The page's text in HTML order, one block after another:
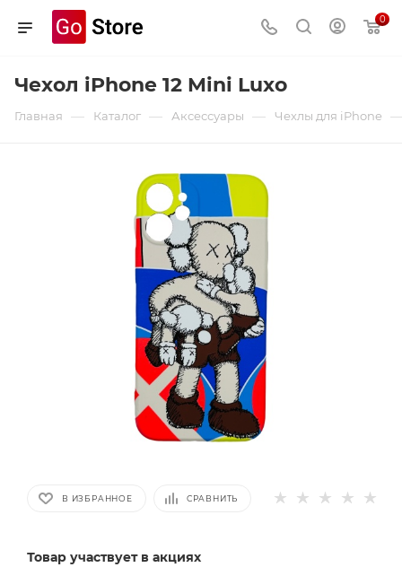
0
Чехол iPhone 12 Mini Luxo
Главная — Каталог — Аксессуары — Чехлы для iPhone
В ИЗБРАННОЕ СРАВНИТЬ
Товар участвует в акциях